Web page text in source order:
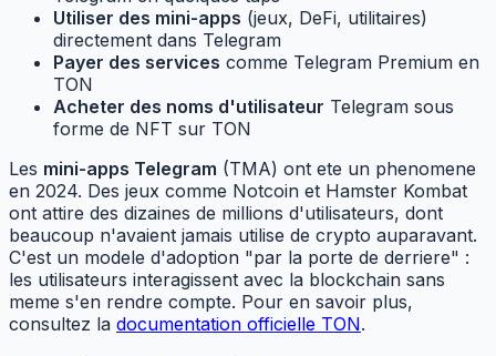
Utiliser des mini-apps (jeux, DeFi, utilitaires)
directement dans Telegram
Payer des services comme Telegram Premium en
TON
Acheter des noms d'utilisateur Telegram sous
forme de NFT sur TON
Les mini-apps Telegram (TMA) ont ete un phenomene
en 2024. Des jeux comme Notcoin et Hamster Kombat
ont attire des dizaines de millions d'utilisateurs, dont
beaucoup n'avaient jamais utilise de crypto auparavant.
C'est un modele d'adoption "par la porte de derriere" :
les utilisateurs interagissent avec la blockchain sans
meme s'en rendre compte. Pour en savoir plus,
consultez la documentation officielle TON.